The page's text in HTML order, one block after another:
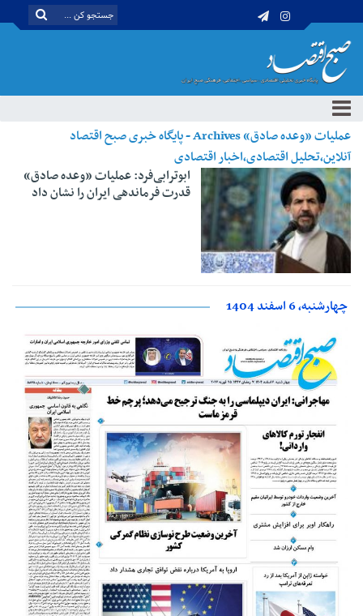
عملیات «وعده صادق» Archives - پایگاه خبری صبح اقتصاد
آنلاین،تحلیل اقتصادی،اخبار اقتصادی
ابوترابی‌فرد: عملیات «وعده صادق»
قدرت فرماندهی ایران را نشان داد
چهارشنبه، 6 اسفند 1404